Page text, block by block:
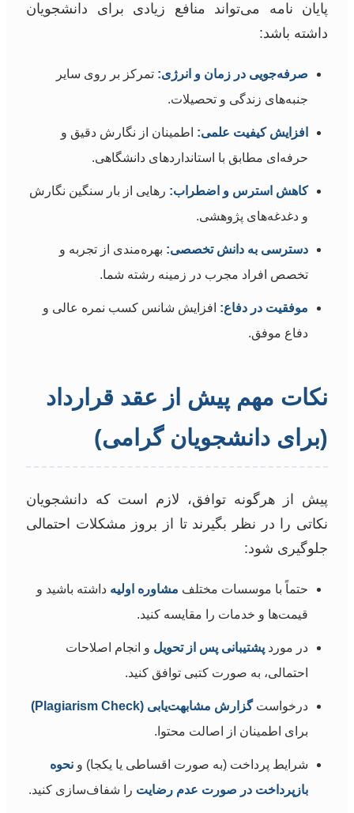
پایان نامه می‌تواند منافع زیادی برای دانشجویان
داشته باشد:
صرفه‌جویی در زمان و انرژی: تمرکز بر روی سایر
جنبه‌های زندگی و تحصیلات.
افزایش کیفیت علمی: اطمینان از نگارش دقیق و
حرفه‌ای مطابق با استانداردهای دانشگاهی.
کاهش استرس و اضطراب: رهایی از بار سنگین نگارش
و دغدغه‌های پژوهشی.
دسترسی به دانش تخصصی: بهره‌مندی از تجربه و
تخصص افراد مجرب در زمینه رشته شما.
موفقیت در دفاع: افزایش شانس کسب نمره عالی و
دفاع موفق.
نکات مهم پیش از عقد قرارداد
(برای دانشجویان گرامی)
پیش از هرگونه توافق، لازم است که دانشجویان
نکاتی را در نظر بگیرند تا از بروز مشکلات احتمالی
جلوگیری شود:
حتماً با موسسات مختلف مشاوره اولیه داشته باشید و
قیمت‌ها و خدمات را مقایسه کنید.
در مورد پشتیبانی پس از تحویل و انجام اصلاحات
احتمالی، به صورت کتبی توافق کنید.
درخواستگزارش مشابهت‌یابی (Plagiarism Check)
برای اطمینان از اصالت محتوا.
شرایط پرداخت (به صورت اقساطی یا یکجا) و نحوه
بازپرداخت در صورت عدم رضایت را شفاف‌سازی کنید.